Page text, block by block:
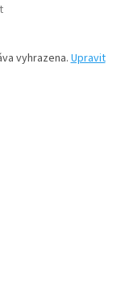
vyhrazena. Upravit